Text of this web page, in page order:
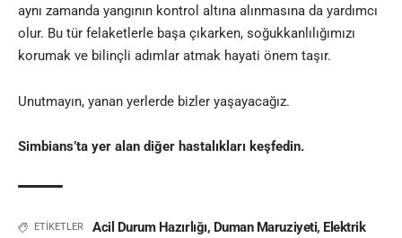
aynı zamanda yangının kontrol altına alınmasına da yardımcı
olur. Bu tür felaketlerle başa çıkarken, soğukkanlılığımızı
korumak ve bilinçli adımlar atmak hayati önem taşır.
Unutmayın, yanan yerlerde bizler yaşayacağız.
Simbians’ta yer alan diğer hastalıkları keşfedin.
ETİKETLER Acil Durum Hazırlığı, Duman Maruziyeti, Elektrik